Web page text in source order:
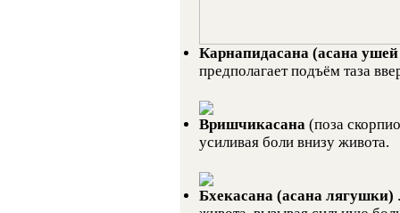
Карнапидасана (асана
предполагает подъём таза
Вришчикасана (поза
усиливая боли внизу живота.
Бхекасана (асана лягушки)